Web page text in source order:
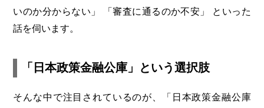
いのか分からない」
「審査に通るのか不安」
といった
話を伺います。
「日本政策金融公庫」という選択肢
そんな中で注目されているのが、「日本政策金融公庫